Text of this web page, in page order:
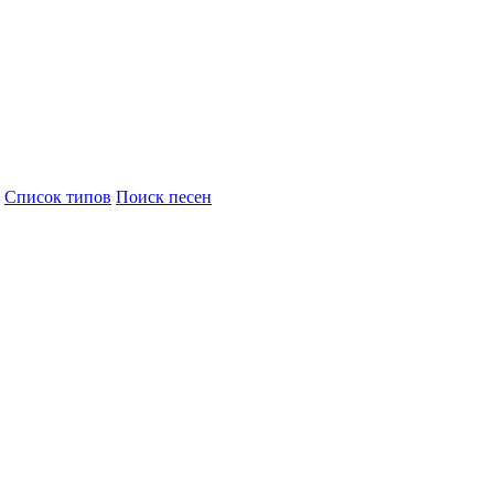
Cписок типов Поиск песен